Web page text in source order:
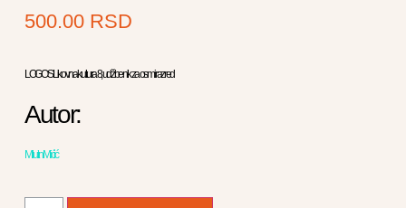
500.00 RSD
LOGOS Likovna kultura 8, udžbenik za osmi razred
Autor:
Milutin Mićić